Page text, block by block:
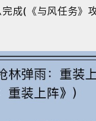
成(《与风任务》